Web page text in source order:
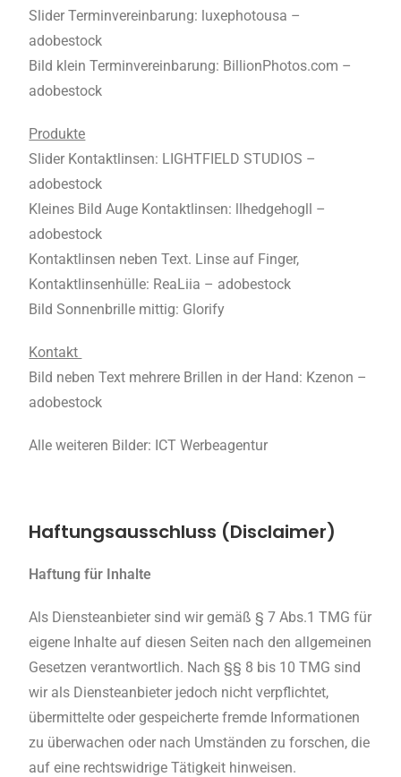
Slider Terminvereinbarung: luxephotousa –
adobestock
Bild klein Terminvereinbarung: BillionPhotos.com –
adobestock
Produkte
Slider Kontaktlinsen: LIGHTFIELD STUDIOS –
adobestock
Kleines Bild Auge Kontaktlinsen: llhedgehogll –
adobestock
Kontaktlinsen neben Text. Linse auf Finger,
Kontaktlinsenhülle: ReaLiia – adobestock
Bild Sonnenbrille mittig: Glorify
Kontakt
Bild neben Text mehrere Brillen in der Hand: Kzenon –
adobestock
Alle weiteren Bilder: ICT Werbeagentur
Haftungsausschluss (Disclaimer)
Haftung für Inhalte
Als Diensteanbieter sind wir gemäß § 7 Abs.1 TMG für
eigene Inhalte auf diesen Seiten nach den allgemeinen
Gesetzen verantwortlich. Nach §§ 8 bis 10 TMG sind
wir als Diensteanbieter jedoch nicht verpflichtet,
übermittelte oder gespeicherte fremde Informationen
zu überwachen oder nach Umständen zu forschen, die
auf eine rechtswidrige Tätigkeit hinweisen.